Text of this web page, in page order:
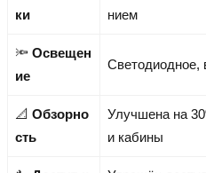
ки
нием
🔦 Освещен
ие
Светодиодное,
📐 Обзорно
сть
Улучшена на
и кабины